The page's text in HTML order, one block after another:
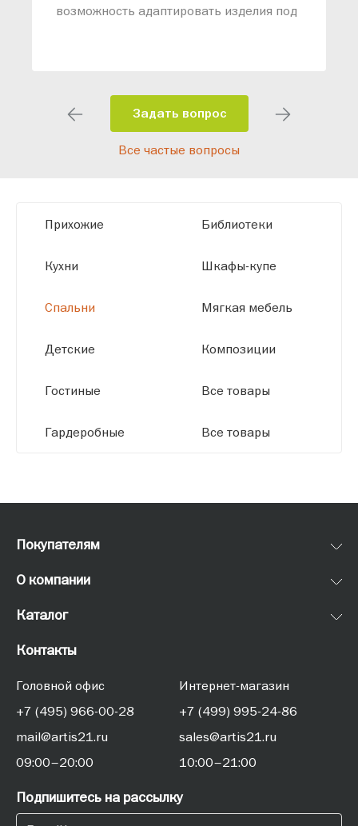
возможность адаптировать изделия под
помещения и личные пожелания.
Благодаря современному
высокотехнологичному оборудованию
размерам.
Задать вопрос
Все частые вопросы
Прихожие
Кухни
Спальни
Детские
Гостиные
Гардеробные
Библиотеки
Шкафы-купе
Мягкая мебель
Композиции
Все товары
Все товары
Покупателям
О компании
Каталог
Контакты
Головной офис
+7 (495) 966-00-28
mail@artis21.ru
09:00–20:00
Интернет-магазин
+7 (499) 995-24-86
sales@artis21.ru
10:00–21:00
Подпишитесь на рассылку